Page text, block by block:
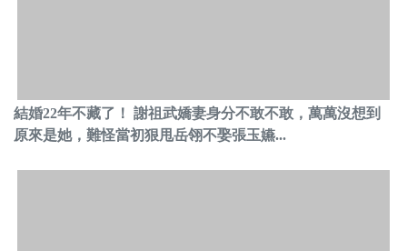
結婚22年不藏了！ 謝祖武嬌妻身分不敢不敢，萬萬沒想到
原來是她，難怪當初狠甩岳翎不娶張玉嬿...